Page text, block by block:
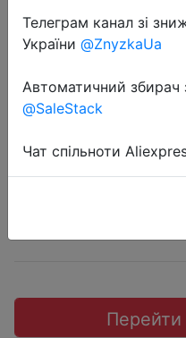
2019-01-08
Перейти
Телеграм канал зі
України @ZnyzkaUa
Автоматичний збирач
@SaleStack
Чат спільноти